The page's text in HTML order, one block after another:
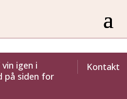
Kontakt
igen i
på siden for